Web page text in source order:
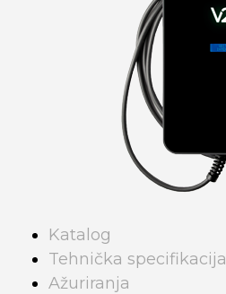
Katalog
Tehnička specifikacija
Ažuriranja